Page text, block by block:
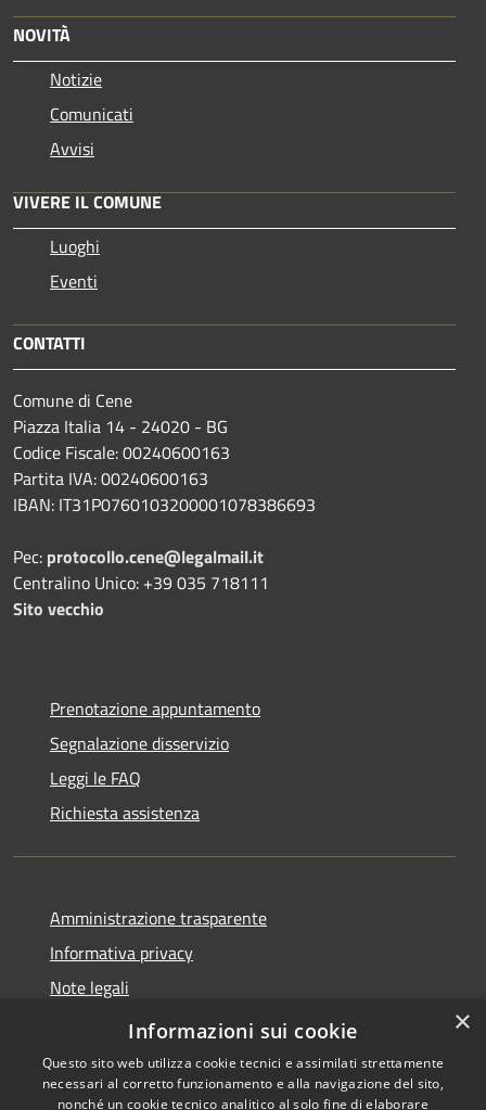
NOVITÀ
Notizie
Comunicati
Avvisi
VIVERE IL COMUNE
Luoghi
Eventi
CONTATTI
Comune di Cene
Piazza Italia 14 - 24020 - BG
Codice Fiscale: 00240600163
Partita IVA: 00240600163
IBAN: IT31P0760103200001078386693
Pec: protocollo.cene@legalmail.it
Centralino Unico: +39 035 718111
Sito vecchio
Prenotazione appuntamento
Segnalazione disservizio
Leggi le FAQ
Richiesta assistenza
Amministrazione trasparente
Informativa privacy
Note legali
Dichiarazione di accessibilità
×
Informazioni sui cookie
Questo sito web utilizza cookie tecnici e assimilati strettamente
necessari al corretto funzionamento e alla navigazione del sito,
nonché un cookie tecnico analitico al solo fine di elaborare